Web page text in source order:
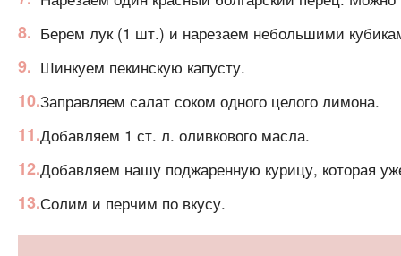
Берем лук (1 шт.) и нарезаем небольшими
Шинкуем пекинскую капусту.
Заправляем салат соком одного целого лимона.
Добавляем 1 ст. л. оливкового масла.
Добавляем нашу поджаренную курицу, которая
Солим и перчим по вкусу.